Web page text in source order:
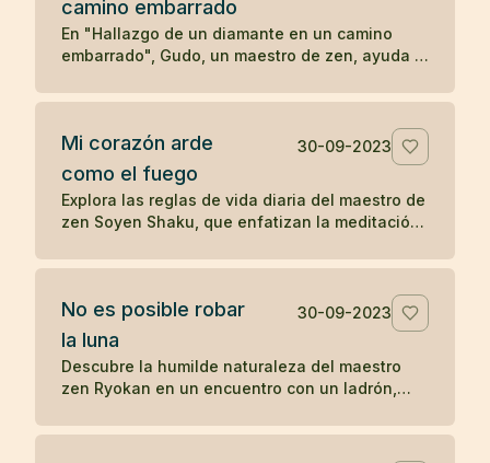
serenidad y la aceptación en las enseñanzas
Zen.
camino embarrado
En "Hallazgo de un diamante en un camino
embarrado", Gudo, un maestro de zen, ayuda a
consecuencias de su comportamiento
reflexión, el hombre decide seguir a Gudo y
transformar su vida, eventualmente
convirtiéndose en Mu-nan, un reconocido
maestro de zen, ilustrando cómo una
interacción significativa puede cambiar el
Mi corazón arde
como el fuego
30-09-2023
Explora las reglas de vida diaria del maestro de
zen Soyen Shaku, que enfatizan la meditación,
equilibrio entre el coraje y la ternura, guiando
No es posible robar
la luna
30-09-2023
Descubre la humilde naturaleza del maestro
zen Ryokan en un encuentro con un ladrón,
apreciación de las bellezas invaluables de la